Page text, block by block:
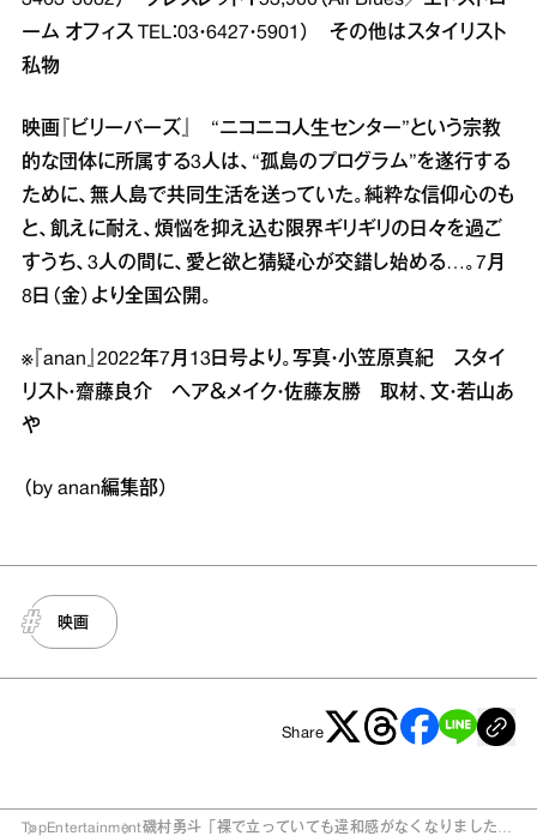
ーム オフィス TEL：03・6427・5901） その他はスタイリスト
私物
映画『ビリーバーズ』 “ニコニコ人生センター”という宗教
的な団体に所属する3人は、“孤島のプログラム”を遂行する
ために、無人島で共同生活を送っていた。純粋な信仰心のも
と、飢えに耐え、煩悩を抑え込む限界ギリギリの日々を過ご
すうち、3人の間に、愛と欲と猜疑心が交錯し始める…。7月
8日（金）より全国公開。
※『anan』2022年7月13日号より。写真・小笠原真紀 スタイ
リスト・齋藤良介 ヘア＆メイク・佐藤友勝 取材、文・若山あ
や
（by anan編集部）
映画
Share
TopEntertainment磯村勇斗「裸で立っていても違和感がなくなりました」